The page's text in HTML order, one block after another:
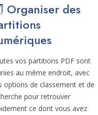
des
vos partitions PDF sont
au même endroit, avec
options de classement et de
pour retrouver
ce dont vous avez